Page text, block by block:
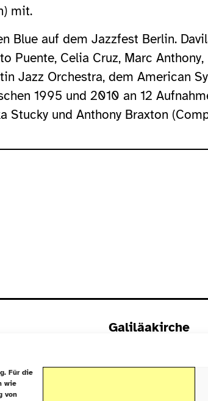
Für die
wie
von
mit.
Blue auf dem Jazzfest Berlin.
Puente, Celia Cruz, Marc
Jazz Orchestra, dem American
1995 und 2010 an 12
und Anthony Braxton
Galiläakirche
10247 Berlin